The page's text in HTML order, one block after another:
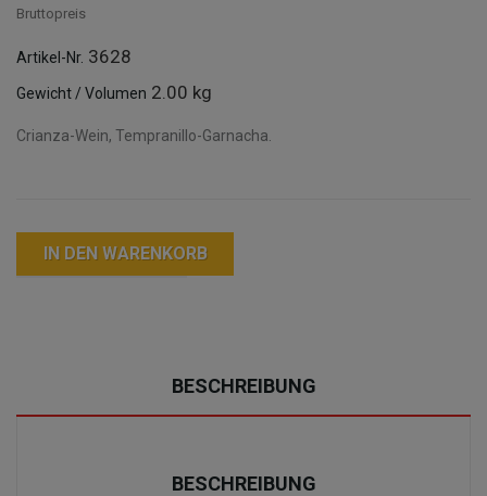
Bruttopreis
Artikel-Nr. 3628
Gewicht / Volumen 2.00 kg
Crianza-Wein, Tempranillo-Garnacha.
IN DEN WARENKORB
BESCHREIBUNG
BESCHREIBUNG